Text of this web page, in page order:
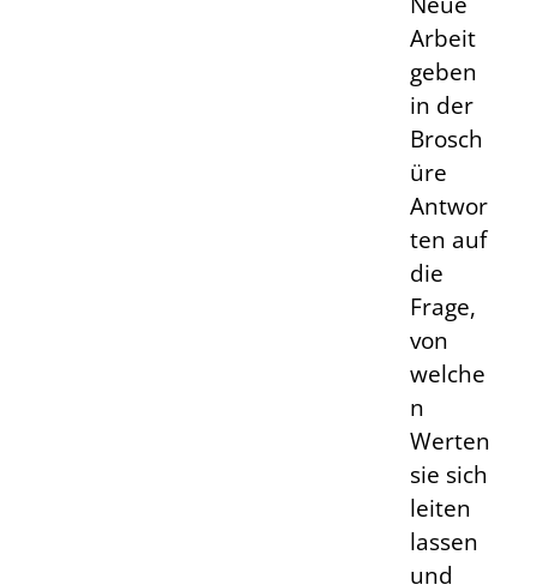
Arbeit
geben
in der
Brosch
üre
Antwor
ten auf
die
Frage,
von
welche
n
Werten
sie sich
leiten
lassen
und